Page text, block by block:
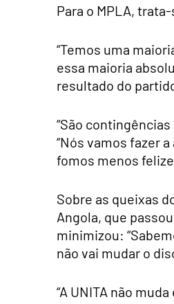
Para o MPLA,
“Temos uma
essa maioria
resultado do
“São
“Nós vamos fazer
fomos menos
Sobre as queixas
Angola, que
minimizou:
não vai mudar o
“A UNITA não